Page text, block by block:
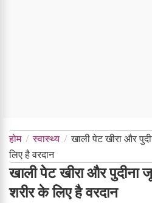
होम स्वास्थ्य
खाली पेट खीरा और
लिए है वरदान
खाली पेट खीरा और पुदीना
शरीर के लिए है वरदान